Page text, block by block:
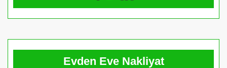
Evden Eve Nakliyat